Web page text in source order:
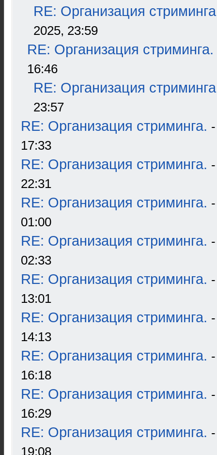
RE: Организация
2025, 23:59
RE: Организация стриминга.
16:46
RE: Организация
23:57
RE: Организация стриминга.
17:33
RE: Организация стриминга.
22:31
RE: Организация стриминга.
01:00
RE: Организация стриминга.
02:33
RE: Организация стриминга.
13:01
RE: Организация стриминга.
14:13
RE: Организация стриминга.
16:18
RE: Организация стриминга.
16:29
RE: Организация стриминга.
19:08